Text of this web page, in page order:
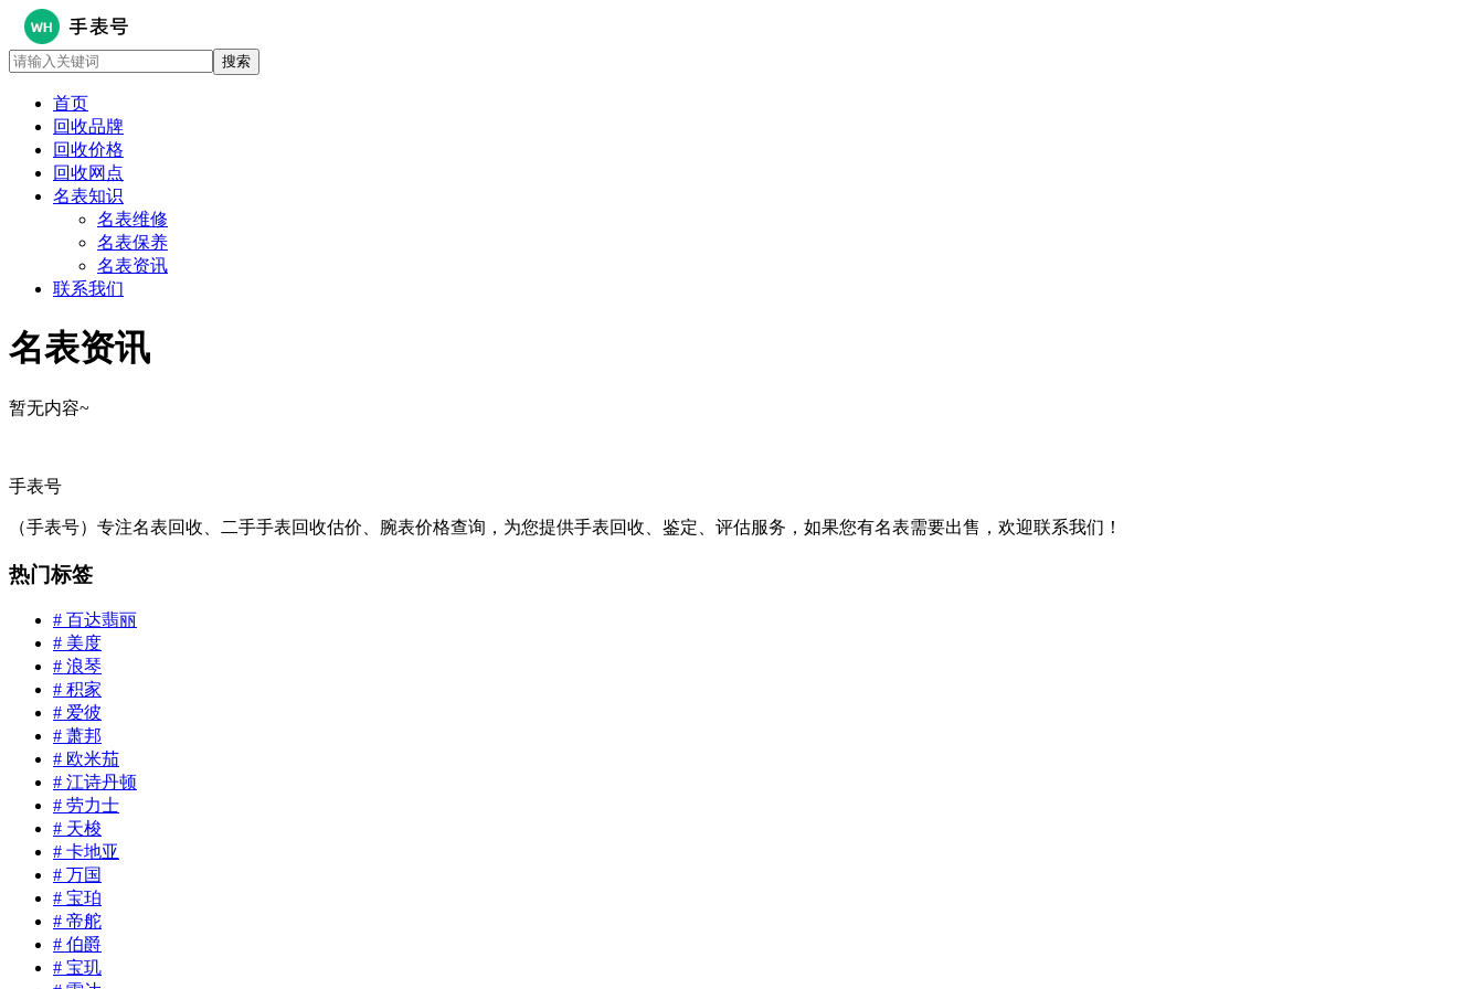
首页
回收品牌
回收价格
回收网点
名表知识
名表维修
名表保养
名表资讯
联系我们
名表资讯
暂无内容~
手表号
（手表号）专注名表回收、二手手表回收估价、腕表价格查询，为您提供手表回收、鉴定、评估服务，如果您有名表需要出售，欢迎联系我们！
热门标签
# 百达翡丽
# 美度
# 浪琴
# 积家
# 爱彼
# 萧邦
# 欧米茄
# 江诗丹顿
# 劳力士
# 天梭
# 卡地亚
# 万国
# 宝珀
# 帝舵
# 伯爵
# 宝玑